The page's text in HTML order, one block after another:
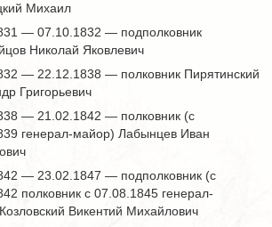
Михаил
— 07.10.1832 — подполковник
Николай Яковлевич
— 22.12.1838 — полковник Пирятинский
Григорьевич
— 21.02.1842 — полковник (с
генерал-майор) Лабынцев Иван
— 23.02.1847 — подполковник (с
полковник с 07.08.1845 генерал-
Викентий Михайлович